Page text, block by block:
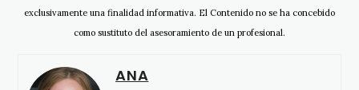
exclusivamente una finalidad informativa. El Contenido no se ha concebido
como sustituto del asesoramiento de un profesional.
ANA